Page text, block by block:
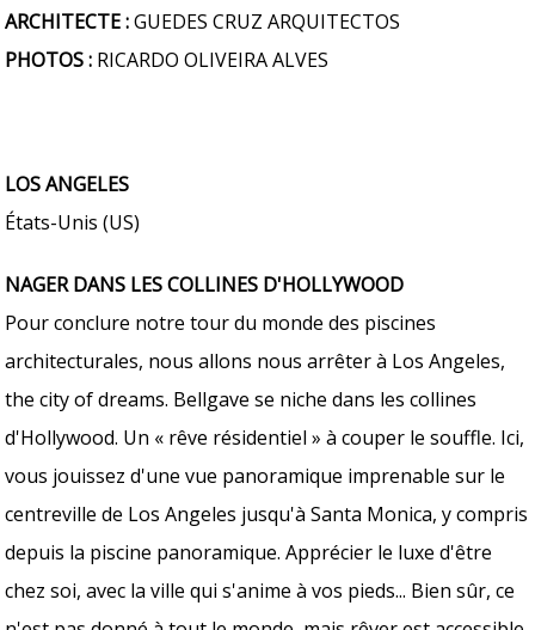
ARCHITECTE :GUEDES CRUZ ARQUITECTOS
PHOTOS : RICARDO OLIVEIRA ALVES
LOS ANGELES
États-Unis (US)
NAGER DANS LES COLLINES D'HOLLYWOOD
Pour conclure notre tour du monde des piscines
architecturales, nous allons nous arrêter à Los Angeles,
the city of dreams. Bellgave se niche dans les collines
d'Hollywood. Un « rêve résidentiel » à couper le souffle. Ici,
vous jouissez d'une vue panoramique imprenable sur le
centreville de Los Angeles jusqu'à Santa Monica, y compris
depuis la piscine panoramique. Apprécier le luxe d'être
chez soi, avec la ville qui s'anime à vos pieds... Bien sûr, ce